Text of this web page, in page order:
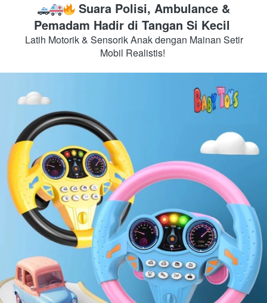
Suara Polisi, Ambulance &
Pemadam Hadir di Tangan Si Kecil
Mobil Realistis!